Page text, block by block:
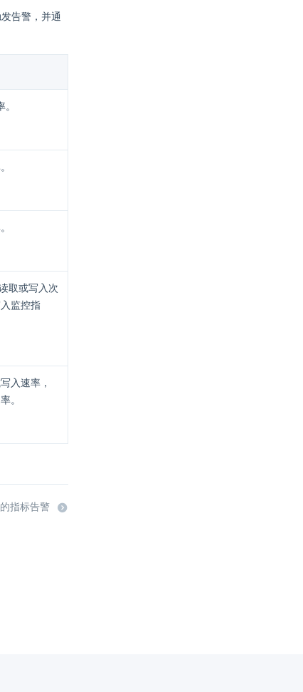
告警，并通
取或写入次
监控指
入速率，
。
指标告警